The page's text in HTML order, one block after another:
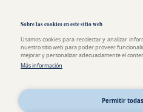
Sobre las cookies en este sitio web
Usamos cookies para recolectar y analizar
nuestro sitio web para poder proveer
mejorar y personalizar adecuadamente el
Más información
Permitir